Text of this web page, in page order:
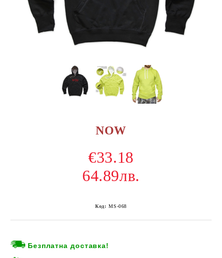
NOW
€33.18
64.89лв.
Код: MS-068
Безплатна доставка!